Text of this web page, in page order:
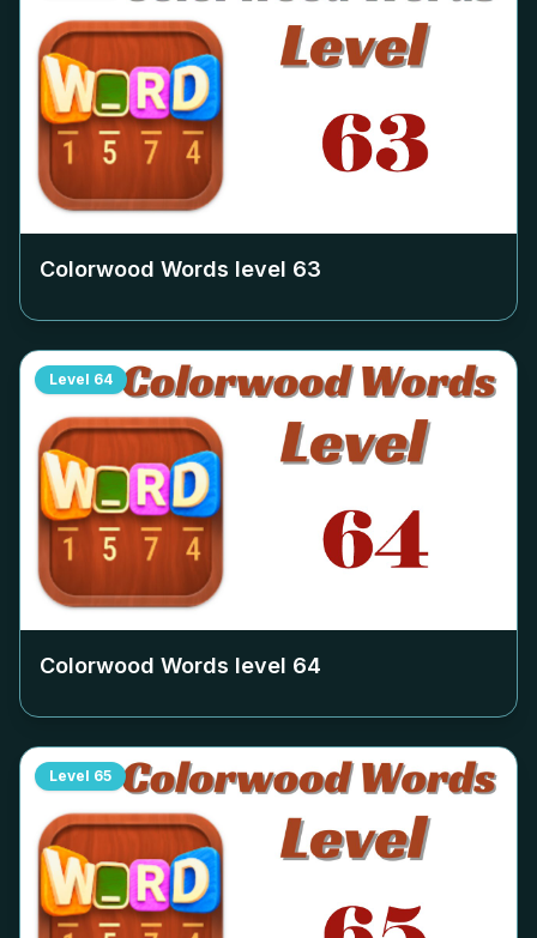
Colorwood Words level 63
Level 64
Colorwood Words level 64
Level 65